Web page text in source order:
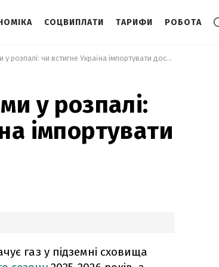
СОЦВИПЛАТИ ТАРИФИ РОБОТА
Підготовка до зими у розпалі: чи встигне Україна імпортувати достатньо газу
у розпалі:
імпортувати
газ у підземні сховища